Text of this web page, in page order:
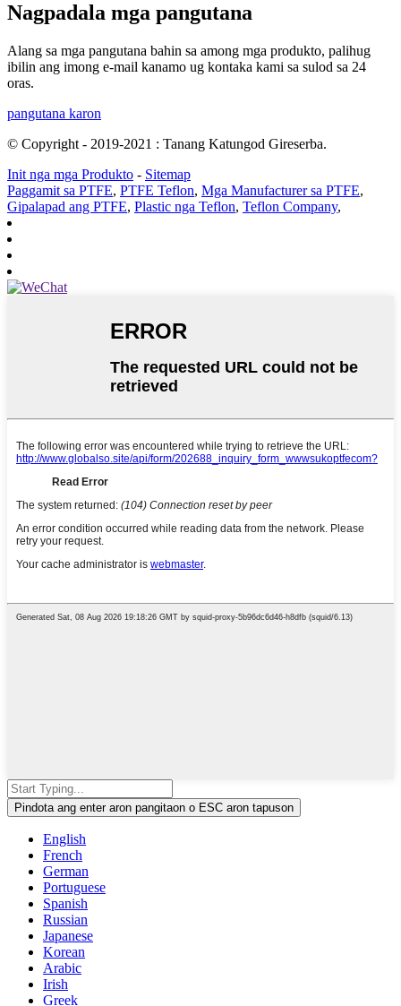
Nagpadala mga pangutana
Alang sa mga pangutana bahin sa among mga produkto, palihug
ibilin ang imong e-mail kanamo ug kontaka kami sa sulod sa 24
oras.
pangutana karon
© Copyright - 2019-2021 : Tanang Katungod Gireserba.
Init nga mga Produkto - Sitemap
Paggamit sa PTFE, PTFE Teflon, Mga Manufacturer sa PTFE,
Gipalapad ang PTFE, Plastic nga Teflon, Teflon Company,
Pindota ang enter aron pangitaon o ESC aron tapuson
English
French
German
Portuguese
Spanish
Russian
Japanese
Korean
Arabic
Irish
Greek